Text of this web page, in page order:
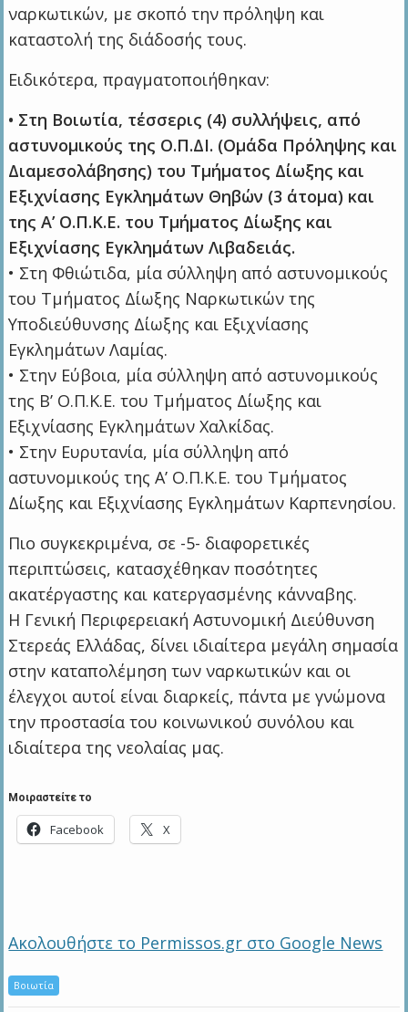
ναρκωτικών, με σκοπό την πρόληψη και
καταστολή της διάδοσής τους.
Ειδικότερα, πραγματοποιήθηκαν:
• Στη Βοιωτία, τέσσερις (4) συλλήψεις, από
αστυνομικούς της Ο.Π.ΔΙ. (Ομάδα Πρόληψης και
Διαμεσολάβησης) του Τμήματος Δίωξης και
Εξιχνίασης Εγκλημάτων Θηβών (3 άτομα) και
της Α’ Ο.Π.Κ.Ε. του Τμήματος Δίωξης και
Εξιχνίασης Εγκλημάτων Λιβαδειάς.
• Στη Φθιώτιδα, μία σύλληψη από αστυνομικούς
του Τμήματος Δίωξης Ναρκωτικών της
Υποδιεύθυνσης Δίωξης και Εξιχνίασης
Εγκλημάτων Λαμίας.
• Στην Εύβοια, μία σύλληψη από αστυνομικούς
της Β’ Ο.Π.Κ.Ε. του Τμήματος Δίωξης και
Εξιχνίασης Εγκλημάτων Χαλκίδας.
• Στην Ευρυτανία, μία σύλληψη από
αστυνομικούς της Α’ Ο.Π.Κ.Ε. του Τμήματος
Δίωξης και Εξιχνίασης Εγκλημάτων Καρπενησίου.
Πιο συγκεκριμένα, σε -5- διαφορετικές
περιπτώσεις, κατασχέθηκαν ποσότητες
ακατέργαστης και κατεργασμένης κάνναβης.
Η Γενική Περιφερειακή Αστυνομική Διεύθυνση
Στερεάς Ελλάδας, δίνει ιδιαίτερα μεγάλη σημασία
στην καταπολέμηση των ναρκωτικών και οι
έλεγχοι αυτοί είναι διαρκείς, πάντα με γνώμονα
την προστασία του κοινωνικού συνόλου και
ιδιαίτερα της νεολαίας μας.
Μοιραστείτε το
Facebook X
Ακολουθήστε το Permissos.gr στο Google News
Βοιωτία